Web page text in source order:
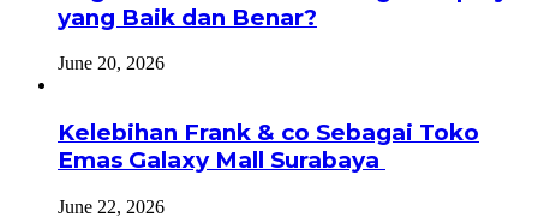
yang Baik dan Benar?
June 20, 2026
Kelebihan Frank & co Sebagai Toko
Emas Galaxy Mall Surabaya
June 22, 2026